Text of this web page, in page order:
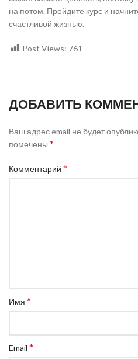
на потом. Пройдите курс и
счастливой жизнью.
Post Views: 761
ДОБАВИТЬ
Ваш адрес email не будет
помечены *
Комментарий *
Имя *
Email *